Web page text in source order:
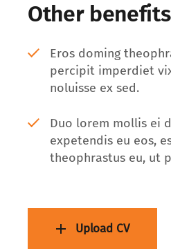
Other benefits
Eros doming
percipit imperdiet
noluisse ex sed.
Duo lorem mollis ei
expetendis eu eos,
theophrastus eu, ut
Upload CV